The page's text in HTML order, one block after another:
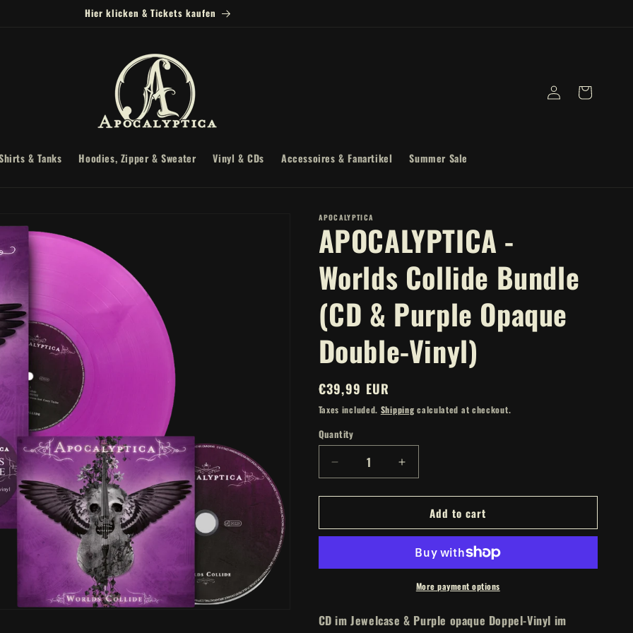
Hier klicken & Tickets kaufen
& Tanks Hoodies, Zipper & Sweater Vinyl & CDs Accessoires & Fanartikel Summer Sale
Log
in
Cart
APOCALYPTICA
APOCALYPTICA -
Worlds Collide Bundle
(CD & Purple Opaque
Double-Vinyl)
Regular
price
€39,99 EUR
Taxes included. Shipping calculated at checkout.
Quantity
Decrease
quantity
for
APOCALYPTICA
-
Bundle
Purple
Increase
quantity
for
APOCALYPTICA
-
Collide
Bundle
(CD
Purple
Add to cart
More payment options
CD im Jewelcase & Purple opaque Doppel-Vinyl im